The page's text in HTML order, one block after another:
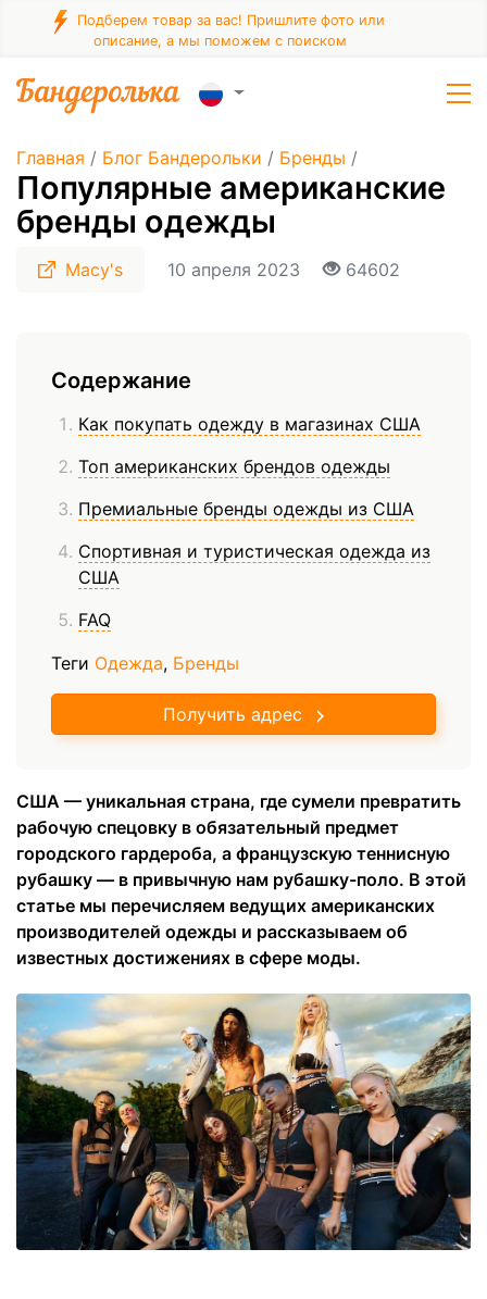
Подберем товар за вас! Пришлите фото или
описание, а мы поможем с поиском
Главная / Блог Бандерольки / Бренды /
Популярные американские
бренды одежды
Macy's 10 апреля 2023 64602
Содержание
Как покупать одежду в магазинах США
Топ американских брендов одежды
Премиальные бренды одежды из США
Спортивная и туристическая одежда из
США
FAQ
Теги Одежда, Бренды
Получить адрес
США — уникальная страна, где сумели превратить
рабочую спецовку в обязательный предмет
городского гардероба, а французскую теннисную
рубашку — в привычную нам рубашку-поло. В этой
статье мы перечисляем ведущих американских
производителей одежды и рассказываем об
известных достижениях в сфере моды.